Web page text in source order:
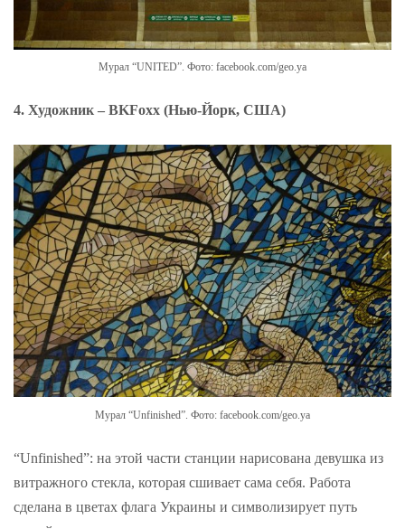
Мурал “UNITED”. Фото: facebook.com/geo.ya
4. Художник – BKFoxx (Нью-Йорк, США)
Мурал “Unfinished”. Фото: facebook.com/geo.ya
“Unfinished”: на этой части станции нарисована девушка из
витражного стекла, которая сшивает сама себя. Работа
сделана в цветах флага Украины и символизирует путь